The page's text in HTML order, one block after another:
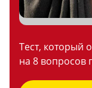
Тест, который
на 8 вопросов